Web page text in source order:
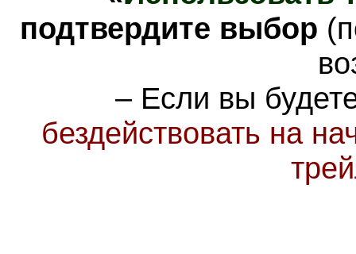
подтвердите выбор
– Если вы
бездействовать на